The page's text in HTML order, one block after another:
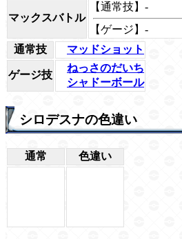
マックスバトル
【通常技】-
【ゲージ】-
通常技
マッドショット
ゲージ技
ねっさのだいち
シャドーボール
シロデスナの色違い
通常 色違い